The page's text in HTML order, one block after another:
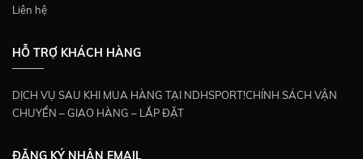
Liên hệ
HỖ TRỢ KHÁCH HÀNG
DỊCH VỤ SAU KHI MUA HÀNG TẠI NDHSPORT!CHÍNH SÁCH VẬN
CHUYỂN – GIAO HÀNG – LẮP ĐẶT
ĐĂNG KÝ NHẬN EMAIL